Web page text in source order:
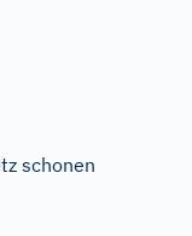
schonen